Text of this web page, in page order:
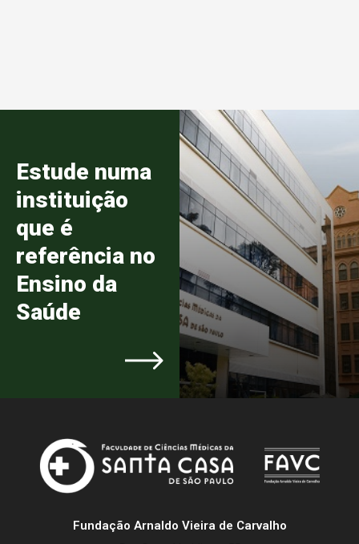
Estude numa
instituição
que é
referência no
Ensino da
Saúde
Fundação Arnaldo Vieira de Carvalho